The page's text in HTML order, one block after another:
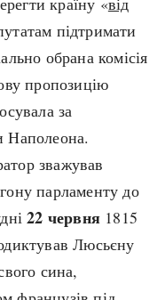
підтримати
обрана комісія
пропозицію
за
Наполеона.
зважував
парламенту до
22 червня 1815
Люсьєну
сина,